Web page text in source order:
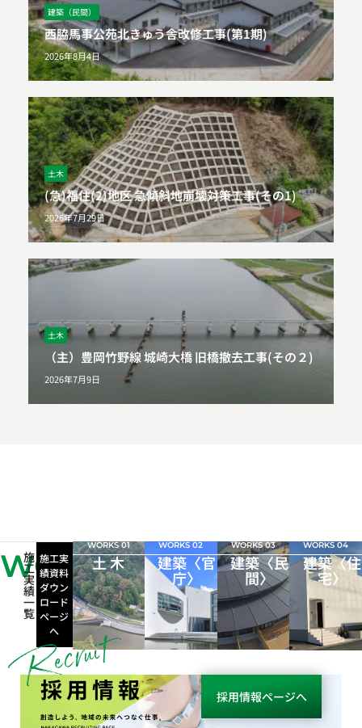
建築（民間）
西脇馬事公苑北きゅう舎改修工事(第1期)
2026年8月4日
土木
(急)福住(2)地区 急傾斜地崩壊対策工事(その1)
2026年7月29日
土木
（主）豊岡竹野線 城崎大橋 旧橋撤去工事(その２)
2026年7月9日
WORKS
施
工
実
績
一
覧
施工実
績資料
ダウン
ロード
ページ
へ
WORKS 01
土 木
WORKS 02
建築〈官
庁〉
WORKS 03
建築〈民
間〉
WORKS 04
建築〈住
宅〉
採用情報 採用情報ページへ